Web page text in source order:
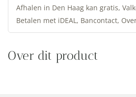
|
Allbäck
aantal
Afhalen in Den Haag kan gratis,
Betalen met iDEAL, Bancontact,
Over dit product